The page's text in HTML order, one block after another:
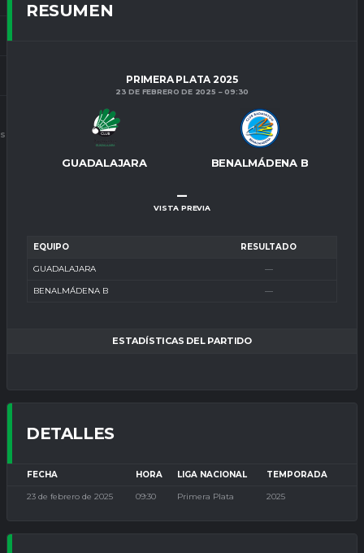
RESUMEN
PRIMERA PLATA 2025
23 DE FEBRERO DE 2025 09:30
GUADALAJARA BENALMÁDENA B
–
VISTA PREVIA
EQUIPO RESULTADO
GUADALAJARA —
BENALMÁDENA B —
ESTADÍSTICAS DEL PARTIDO
DETALLES
FECHA HORA LIGA NACIONAL TEMPORADA
23 de febrero de 2025 09:30 Primera Plata 2025